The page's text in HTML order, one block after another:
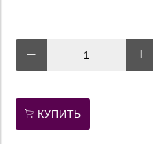
КУПИТЬ